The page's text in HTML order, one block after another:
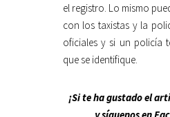
el registro. Lo mismo
con los taxistas y la
oficiales y si un policía
que se identifique.
¡Si te ha gustado el
y síguenos en